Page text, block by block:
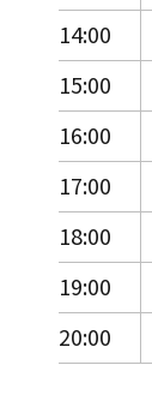
14:00
15:00
16:00
17:00
18:00
19:00
20:00